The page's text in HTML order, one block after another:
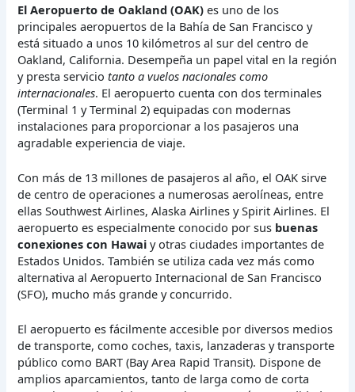
El Aeropuerto de Oakland (OAK) es uno de los
principales aeropuertos de la Bahía de San Francisco y
está situado a unos 10 kilómetros al sur del centro de
Oakland, California. Desempeña un papel vital en la región
y presta serviciotanto a vuelos nacionales como
internacionales. El aeropuerto cuenta con dos terminales
(Terminal 1 y Terminal 2) equipadas con modernas
instalaciones para proporcionar a los pasajeros una
agradable experiencia de viaje.
Con más de 13 millones de pasajeros al año, el OAK sirve
de centro de operaciones a numerosas aerolíneas, entre
ellas Southwest Airlines, Alaska Airlines y Spirit Airlines. El
aeropuerto es especialmente conocido por sus buenas
conexiones con Hawai y otras ciudades importantes de
Estados Unidos. También se utiliza cada vez más como
alternativa al Aeropuerto Internacional de San Francisco
(SFO), mucho más grande y concurrido.
El aeropuerto es fácilmente accesible por diversos medios
de transporte, como coches, taxis, lanzaderas y transporte
público como BART (Bay Area Rapid Transit). Dispone de
amplios aparcamientos, tanto de larga como de corta